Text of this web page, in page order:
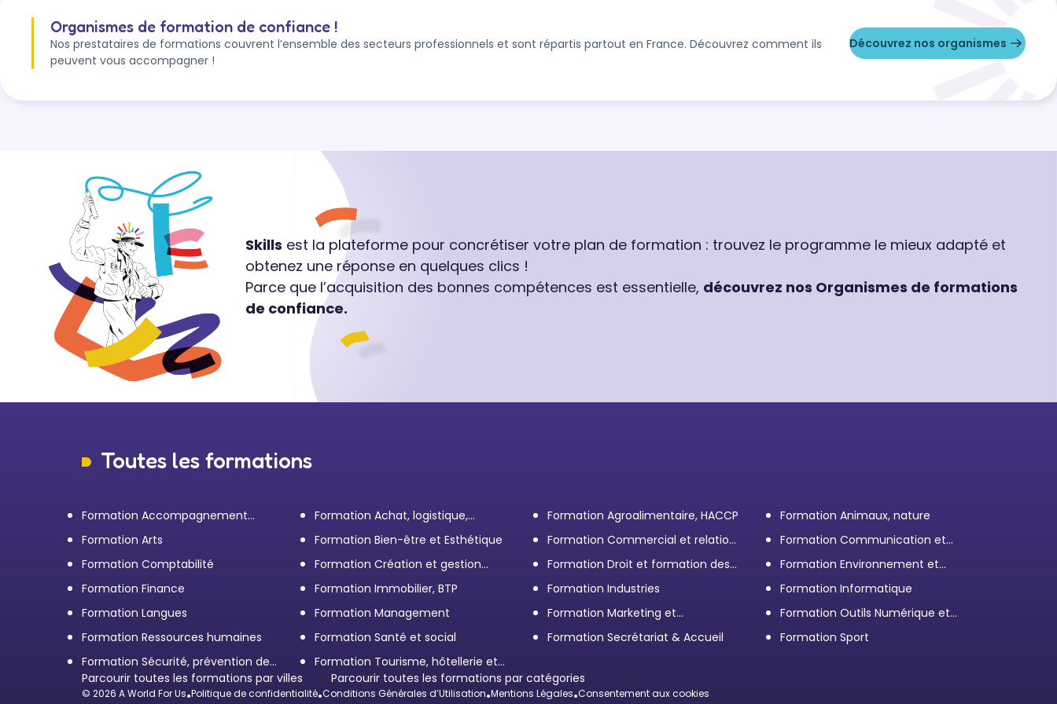
Organismes de formation de confiance !
Nos prestataires de formations couvrent l’ensemble des secteurs professionnels et sont répartis partout en France. Découvrez comment ils
peuvent vous accompagner !
Découvrez nos organismes
Skills est la plateforme pour concrétiser votre plan de formation : trouvez le programme le mieux adapté et
obtenez une réponse en quelques clics !
Parce que l’acquisition des bonnes compétences est essentielle, découvrez nos Organismes de formations
de confiance.
Toutes les formations
Formation Accompagnement
personnel et Bilan de
compétences
Formation Achat, logistique,
transport
Formation Agroalimentaire, HACCP
Formation Animaux, nature
Formation Arts
Formation Bien-être et Esthétique
Formation Commercial et relation
client
Formation Communication et
efficacité personnelle et
professionnelle
Formation Comptabilité
Formation Création et gestion
d'entreprise
Formation Droit et formation des
Élus
Formation Environnement et
démarche RSE
Formation Finance Formation Immobilier, BTP Formation Industries
Formation Informatique
Formation Langues
Formation Management
Formation Marketing et
Communication d'entreprise
Formation Outils Numérique et
Bureautique
Formation Ressources humaines Formation Santé et social Formation Secrétariat & Accueil
Formation Sport
Formation Sécurité, prévention des
risques et qualité
Formation Tourisme, hôtellerie et
restauration
Parcourir toutes les formations par villes Parcourir toutes les formations par catégories
© 2026 A World For Us•Politique de confidentialité•Conditions Générales d’Utilisation•Mentions Légales•Consentement aux cookies